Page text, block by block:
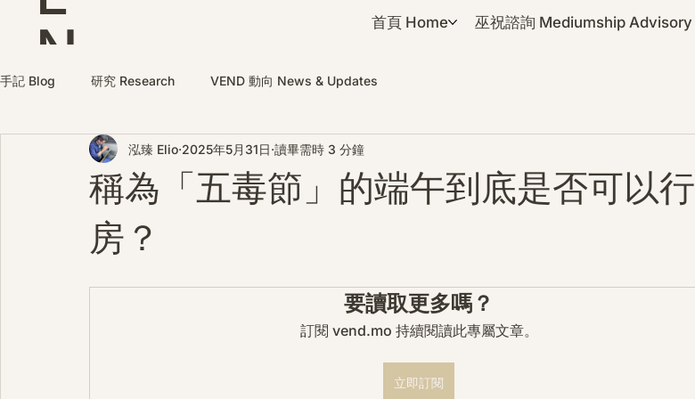
N
D
首頁 Home 巫祝諮詢 Mediumship Advisory
手記 Blog 研究 Research VEND 動向 News & Updates
稱為「五毒節」的端午到底是否可以行
房？
泓臻 Elio 2025年5月31日 讀畢需時 3 分鐘
要讀取更多嗎？
訂閱 vend.mo 持續閱讀此專屬文章。
立即訂閱